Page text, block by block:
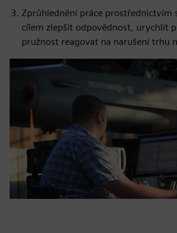
Zprůhlednění práce prostřednictvím
cílem zlepšit odpovědnost, urychlit
pružnost reagovat na narušení trhu